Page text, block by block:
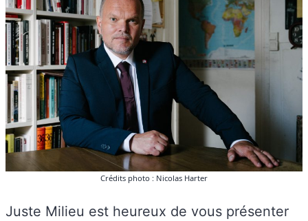
Crédits photo : Nicolas Harter
Juste Milieu est heureux de vous présenter